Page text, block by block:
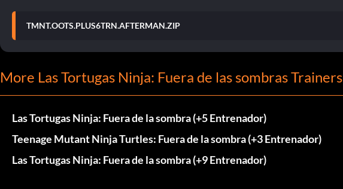
TMNT.OOTS.PLUS6TRN.AFTERMAN.ZIP
More Las Tortugas Ninja: Fuera de las sombras Trainers
Las Tortugas Ninja: Fuera de la sombra (+5 Entrenador)
Teenage Mutant Ninja Turtles: Fuera de la sombra (+3 Entrenador)
Las Tortugas Ninja: Fuera de la sombra (+9 Entrenador)